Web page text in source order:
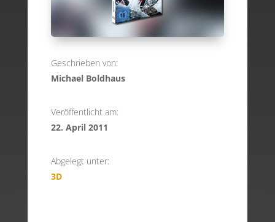
Geschrieben von:
Michael Boldhaus
Veröffentlicht am:
22. April 2011
Abgelegt unter:
3D